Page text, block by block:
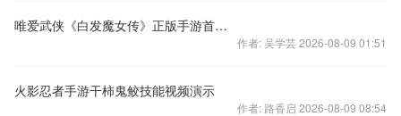
唯爱武侠《白发魔女传》正版手游首次内测大曝料！
作者: 吴学芸 2026-08-09 01:51
火影忍者手游干柿鬼鲛技能视频演示
作者: 路香启 2026-08-09 08:54